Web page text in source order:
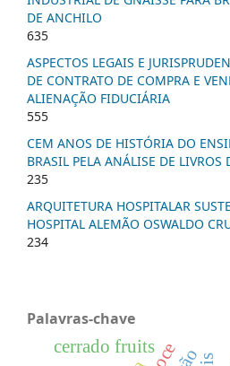
DE ANCHILO
635
ASPECTOS LEGAIS E
DE CONTRATO DE COMPRA E
ALIENAÇÃO FIDUCIÁRIA
555
CEM ANOS DE HISTÓRIA DO
BRASIL PELA ANÁLISE DE LIVROS
235
ARQUITETURA HOSPITALAR
HOSPITAL ALEMÃO OSWALDO
234
Palavras-chave
cerrado fruits